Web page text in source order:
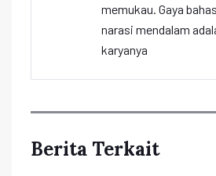
memukau. Gaya
narasi mendalam
karyanya
Berita Terkait